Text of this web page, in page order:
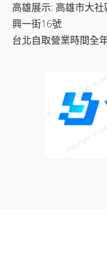
高雄展示: 高雄市大
興一街16號
台北自取營業時間全